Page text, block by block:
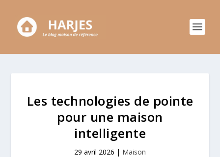
Les technologies de pointe
pour une maison
intelligente
29 avril 2026 | Maison